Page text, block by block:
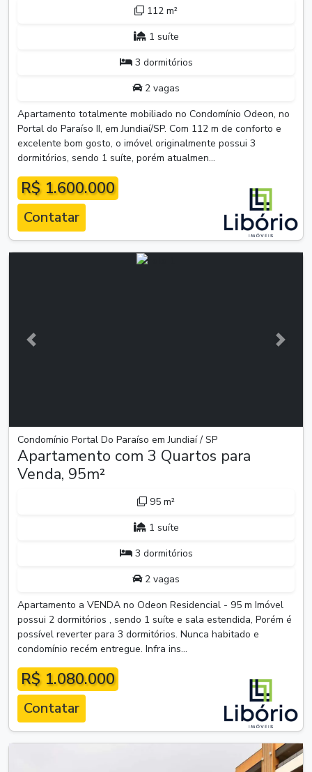
112 m²
1 suíte
3 dormitórios
2 vagas
Apartamento totalmente mobiliado no Condomínio Odeon, no
Portal do Paraíso II, em Jundiaí/SP. Com 112 m de conforto e
excelente bom gosto, o imóvel originalmente possui 3
dormitórios, sendo 1 suíte, porém atualmen...
R$ 1.600.000
Contatar
Anterior
Condomínio Portal Do Paraíso em Jundiaí / SP
Apartamento com 3 Quartos para
Venda, 95m²
95 m²
1 suíte
3 dormitórios
2 vagas
Apartamento a VENDA no Odeon Residencial - 95 m Imóvel
possui 2 dormitórios , sendo 1 suíte e sala estendida, Porém é
possível reverter para 3 dormitórios. Nunca habitado e
condomínio recém entregue. Infra ins...
R$ 1.080.000
Contatar